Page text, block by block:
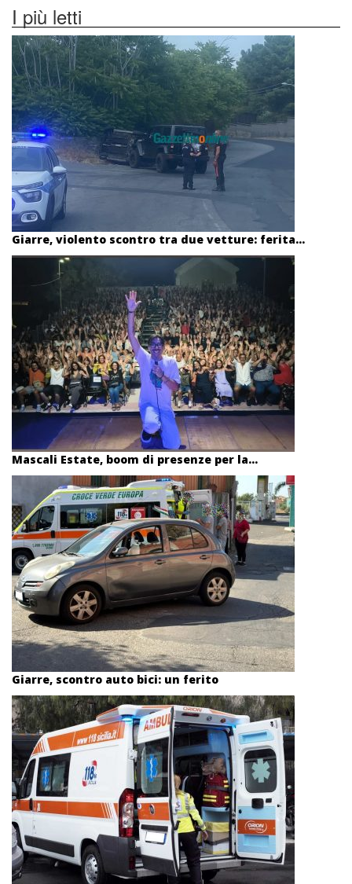
I più letti
Giarre, violento scontro tra due vetture: ferita...
Mascali Estate, boom di presenze per la...
Giarre, scontro auto bici: un ferito